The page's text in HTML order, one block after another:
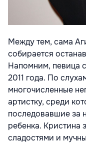
Между тем, сама
собирается
Напомним, певица
2011 года. По
многочисленные
артистку, среди
последовавшие за
ребенка. Кристина
сладостями и